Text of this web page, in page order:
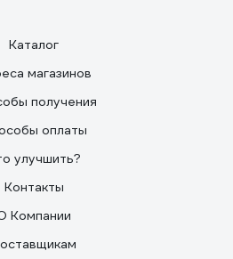
Каталог
магазинов
получения
оплаты
улучшить?
Контакты
Компании